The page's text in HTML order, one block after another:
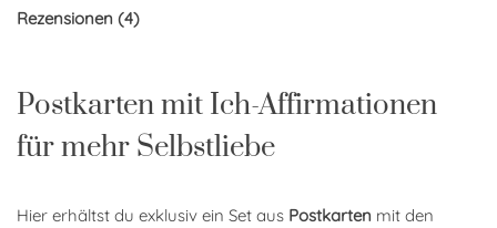
Rezensionen (4)
Postkarten mit Ich-Affirmationen
für mehr Selbstliebe
Hier erhältst du exklusiv ein Set aus Postkarten mit den